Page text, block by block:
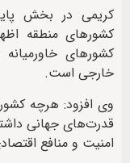
کریمی در بخش
کشورهای منطقه
کشورهای
خارجی است.
وی افزود: هرچه
قدرت‌های جهانی
امنیت و منافع